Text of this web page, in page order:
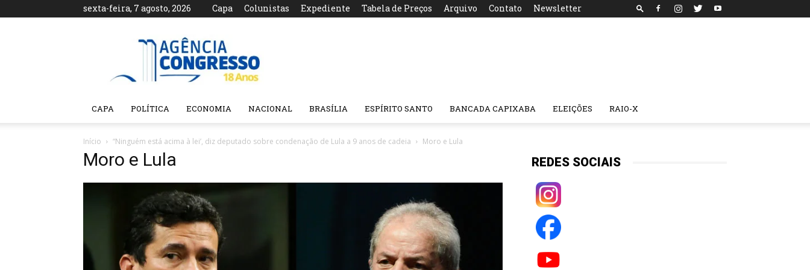
sexta-feira, 7 agosto, 2026 Capa Colunistas Expediente Tabela de Preços Arquivo Contato Newsletter
Agência
CAPA POLÍTICA ECONOMIA NACIONAL BRASÍLIA ESPÍRITO SANTO BANCADA CAPIXABA ELEIÇÕES RAIO-X
Início “Ninguém está acima à lei’, diz deputado sobre condenação de Lula a 9 anos de cadeia Moro e Lula
Moro e Lula REDES SOCIAIS